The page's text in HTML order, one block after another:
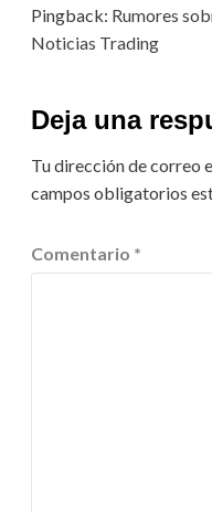
Pingback: Rumores
Noticias Trading
Deja una
Tu dirección de correo
campos obligatorios
Comentario *